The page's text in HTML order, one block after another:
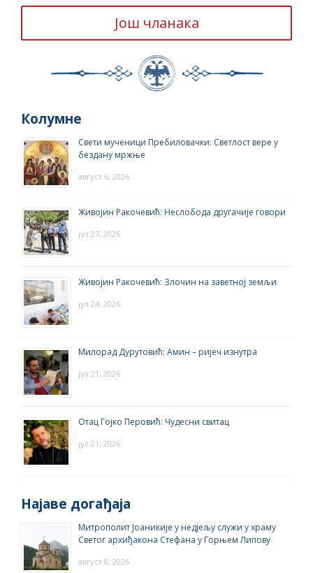
Још чланака
Колумне
Свети мученици Пребиловачки: Светлост вере у
бездану мржње
август 6, 2026
Живојин Ракочевић: Неслобода другачије говори
јул 27, 2026
Живојин Ракочевић: Злочин на заветној земљи
јул 24, 2026
Милорад Дурутовић: Амин – ријеч изнутра
јул 21, 2026
Отац Гојко Перовић: Чудесни свитац
јул 21, 2026
Најаве догађаја
Митрополит Јоаникије у недјељу служи у храму
Светог архиђакона Стефана у Горњем Липову
август 8, 2026